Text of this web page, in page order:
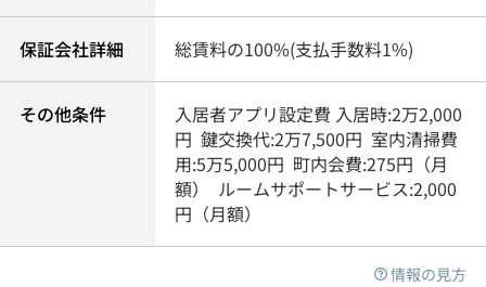
保証会社詳細 総賃料の100%(支払手数料1%)
その他条件
入居者アプリ設定費 入居時:2万2,000
円 鍵交換代:2万7,500円 室内清掃費
用:5万5,000円 町内会費:275円（月
額） ルームサポートサービス:2,000
円（月額）
情報の見方